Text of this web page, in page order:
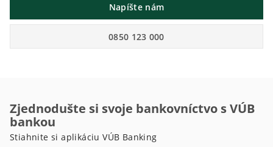
Napíšte nám
0850 123 000
Zjednodušte si svoje bankovníctvo s VÚB
bankou
Stiahnite si aplikáciu VÚB Banking